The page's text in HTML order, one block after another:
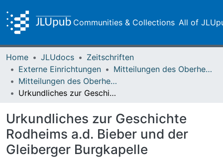
Communities & Collections All of
Home JLUdocs
Zeitschriften
Externe Einrichtungen
Mitteilungen des Oberhessischen Geschichtsvereins Gießen
Mitteilungen des Oberhessischen Geschichtsvereins Gießen Vol. 003 (1892)
Urkundliches zur Geschichte Rodheims a.d. Bieber und der Gleiberger Burgkapelle
Urkundliches zur Geschichte
Rodheims a.d. Bieber und der
Gleiberger Burgkapelle